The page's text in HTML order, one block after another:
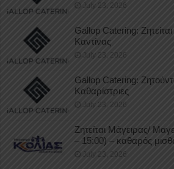
July 23, 2026
Gallop Catering:
Καντίνας
July 23, 2026
Gallop Catering:
Καθαρίστριες
July 23, 2026
Ζητείται Μάγειρας/
– 15:00) – καθαρός
July 23, 2026